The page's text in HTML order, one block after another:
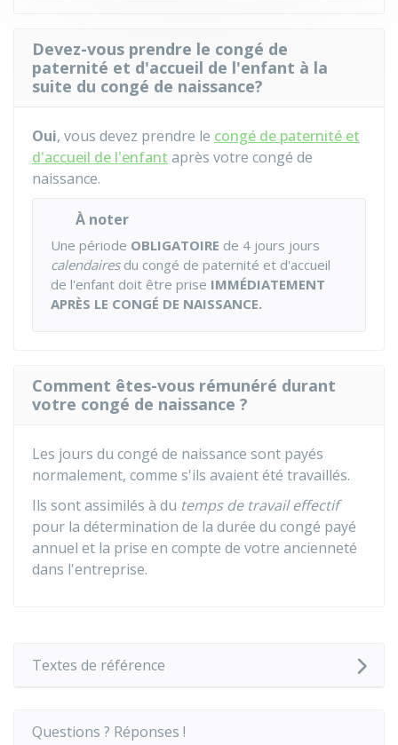
Devez-vous prendre le congé de
paternité et d'accueil de l'enfant à la
suite du congé de naissance?
Oui, vous devez prendre le congé de paternité et
d'accueil de l'enfant après votre congé de
naissance.
À noter
Une période OBLIGATOIRE de 4 jours jours
calendairesdu congé de paternité et d'accueil
de l'enfant doit être prise IMMÉDIATEMENT
APRÈS LE CONGÉ DE NAISSANCE.
Comment êtes-vous rémunéré durant
votre congé de naissance ?
Les jours du congé de naissance sont payés
normalement, comme s'ils avaient été travaillés.
Ils sont assimilés à du temps de travail effectif
pour la détermination de la durée du congé payé
annuel et la prise en compte de votre ancienneté
dans l'entreprise.
Textes de référence
Questions ? Réponses !